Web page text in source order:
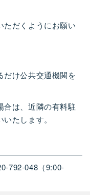
ただくようにお願い
だけ公共交通機関を
合は、近隣の有料駐
たします。
792-048 （9:00-